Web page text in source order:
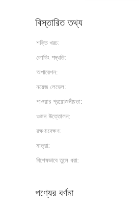
বিস্তারিত তথ্য
শক্তি খরচ:
লোডিং পদ্ধতি:
অপারেশন:
নয়েজ লেভেল:
পাওয়ার প্রয়োজনীয়তা:
ওজন উত্তোলন:
রক্ষণাবেক্ষণ:
মাত্রা:
বিশেষভাবে তুলে ধরা:
পণ্যের বর্ণনা